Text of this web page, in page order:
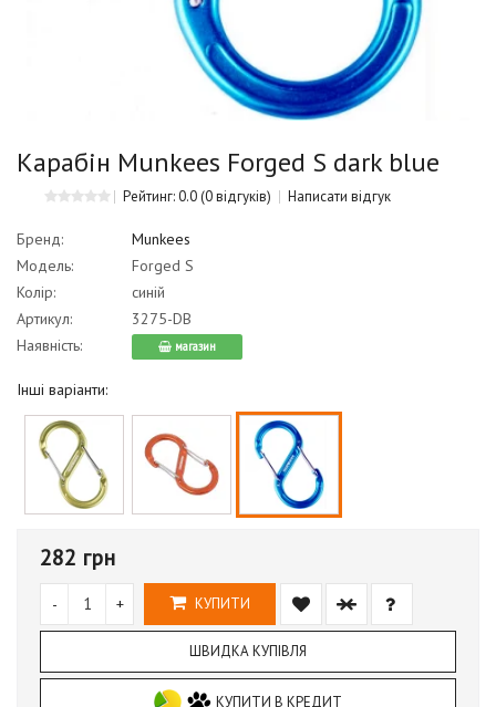
Карабін Munkees Forged S dark blue
Рейтинг: 0.0(0 відгуків) Написати відгук
Бренд:
Munkees
Модель:
Forged S
Колір:
синій
Артикул:
3275-DB
Наявність:
магазин
Інші варіанти:
282 грн
- + КУПИТИ
ШВИДКА КУПІВЛЯ
КУПИТИ В КРЕДИТ